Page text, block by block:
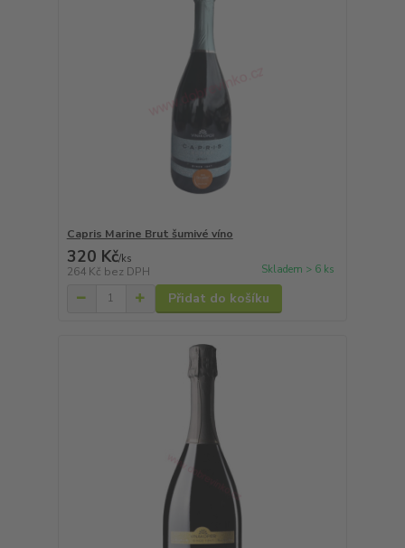
Capris Marine Brut šumivé víno
320 Kč/ks
264 Kč bez DPH Skladem > 6 ks
Přidat do košíku